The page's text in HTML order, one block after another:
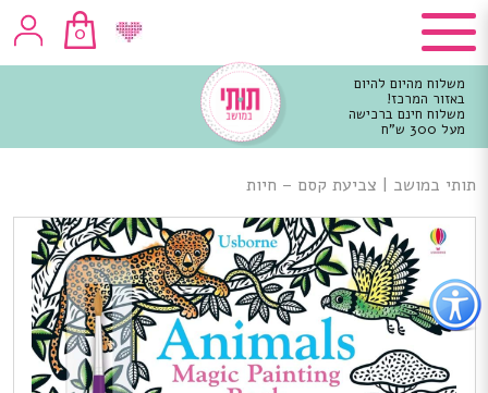
כפתור
לפתיחת
תפריט
נגישות
0
משלוח מהיום להיום
באזור המרכז!
משלוח חינם ברכישה
מעל 300 ש"ח
מרכזי
תותי במושב | צביעת קסם – חיות